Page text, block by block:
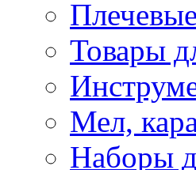
Товары
Мел,
Наборы